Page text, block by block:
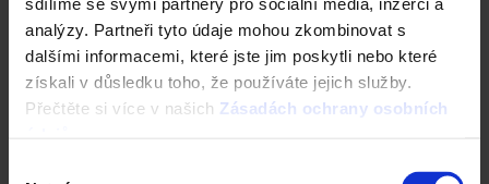
analýzy. Partneři tyto údaje mohou zkombinovat s
dalšími informacemi, které jste jim poskytli nebo které
získali v důsledku toho, že používáte jejich služby.
Přečtěte si více v našich Zásadách ochrany osobních
Contiton 12 - Engoba černá